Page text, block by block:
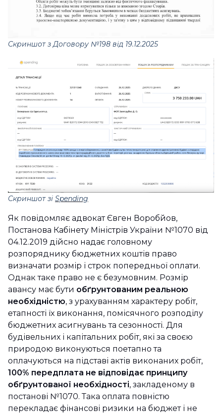
Скриншот з Договору №198 від 19.12.2025
Скриншот зі Spending
Як повідомляє адвокат Євген Воробйов,
Постанова Кабінету Міністрів України №1070 від
04.12.2019 дійсно надає головному
розпоряднику бюджетних коштів право
визначати розмір і строк попередньої оплати.
Однак таке право не є безумовним. Розмір
авансу має бути обґрунтованим реальною
необхідністю, з урахуванням характеру робіт,
етапності їх виконання, помісячного розподілу
бюджетних асигнувань та сезонності. Для
будівельних і капітальних робіт, які за своєю
природою виконуються поетапно та
оплачуються на підставі актів виконаних робіт,
100% передплата не відповідає принципу
обґрунтованої необхідності, закладеному в
постанові №1070. Така оплата повністю
перекладає фінансові ризики на бюджет і не